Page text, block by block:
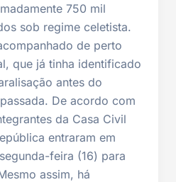
750 mil
sob regime celetista.
de perto
que já tinha identificado
antes do
De acordo com
da Casa Civil
entraram em
feira (16) para
assim, há